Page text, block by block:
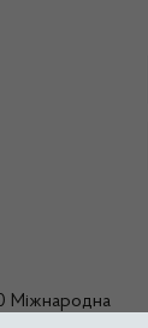
Міжнародна